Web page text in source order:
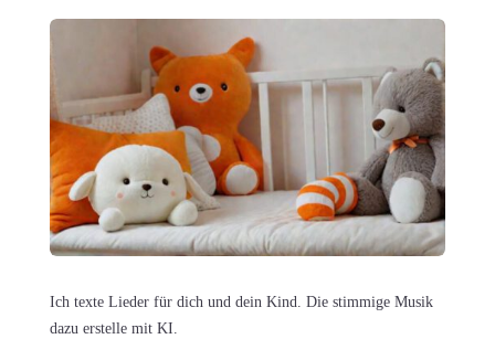
Ich texteLieder für dich und dein Kind. Die stimmige Musik
dazu erstelle mit KI.